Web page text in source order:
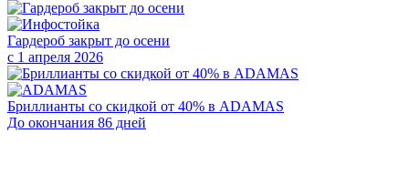
Гардероб закрыт до осени
с 1 апреля 2026
Бриллианты со скидкой от 40% в ADAMAS
До окончания 86 дней